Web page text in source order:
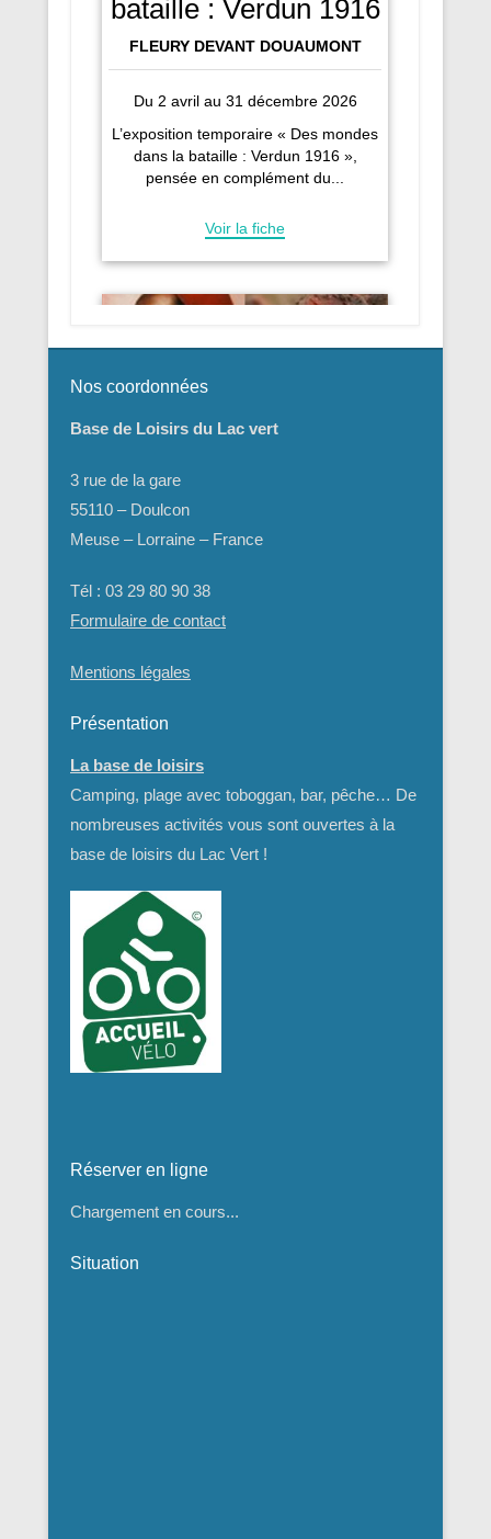
Nos coordonnées
Base de Loisirs du Lac vert
3 rue de la gare
55110 – Doulcon
Meuse – Lorraine – France
Tél : 03 29 80 90 38
Formulaire de contact
Mentions légales
Présentation
La base de loisirs
Camping, plage avec toboggan, bar, pêche… De
nombreuses activités vous sont ouvertes à la
base de loisirs du Lac Vert !
Réserver en ligne
Chargement en cours...
Situation